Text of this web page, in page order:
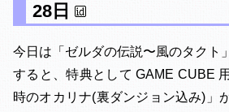
28日
今日は「ゼルダの伝説〜風のタクト
すると、特典として GAME CUBE
時のオカリナ(裏ダンジョン込み)」